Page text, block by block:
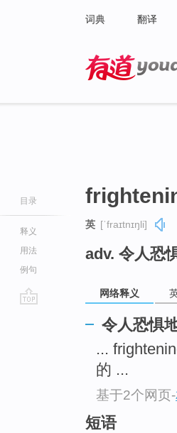
词典 翻译
目录
释义
用法
例句
英 [ˈfraɪtnɪŋli]
adv. 令人恐
网络释义
令人恐惧
...
的 ...
基于2个网页-
短语